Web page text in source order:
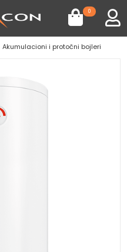
0
Akumulacioni i protočni bojleri